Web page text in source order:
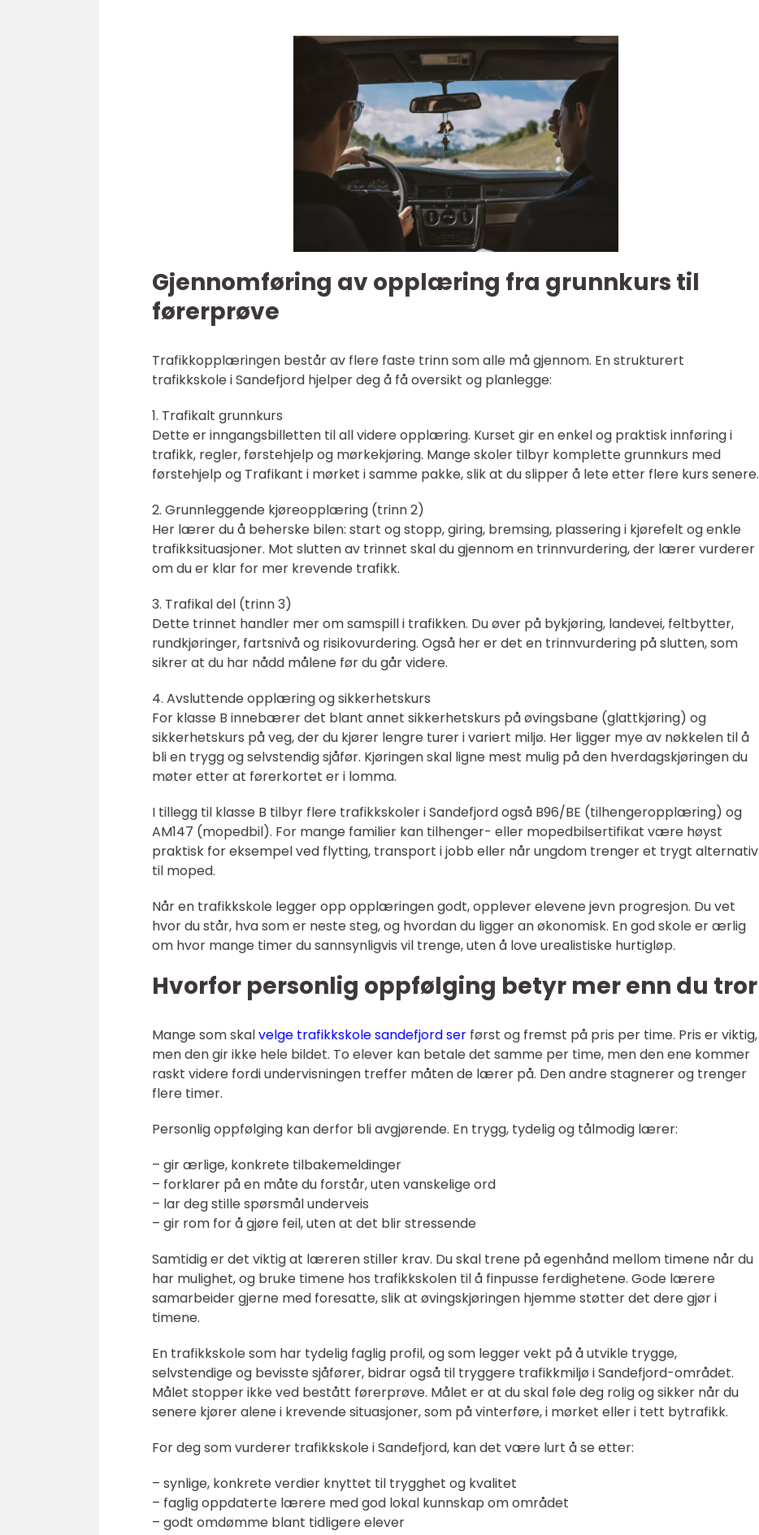
Gjennomføring av opplæring fra grunnkurs til
førerprøve
Trafikkopplæringen består av flere faste trinn som alle må gjennom. En strukturert
trafikkskole i Sandefjord hjelper deg å få oversikt og planlegge:
1. Trafikalt grunnkurs
Dette er inngangsbilletten til all videre opplæring. Kurset gir en enkel og praktisk innføring i
trafikk, regler, førstehjelp og mørkekjøring. Mange skoler tilbyr komplette grunnkurs med
førstehjelp og Trafikant i mørket i samme pakke, slik at du slipper å lete etter flere kurs senere.
2. Grunnleggende kjøreopplæring (trinn 2)
Her lærer du å beherske bilen: start og stopp, giring, bremsing, plassering i kjørefelt og enkle
trafikksituasjoner. Mot slutten av trinnet skal du gjennom en trinnvurdering, der lærer vurderer
om du er klar for mer krevende trafikk.
3. Trafikal del (trinn 3)
Dette trinnet handler mer om samspill i trafikken. Du øver på bykjøring, landevei, feltbytter,
rundkjøringer, fartsnivå og risikovurdering. Også her er det en trinnvurdering på slutten, som
sikrer at du har nådd målene før du går videre.
4. Avsluttende opplæring og sikkerhetskurs
For klasse B innebærer det blant annet sikkerhetskurs på øvingsbane (glattkjøring) og
sikkerhetskurs på veg, der du kjører lengre turer i variert miljø. Her ligger mye av nøkkelen til å
bli en trygg og selvstendig sjåfør. Kjøringen skal ligne mest mulig på den hverdagskjøringen du
møter etter at førerkortet er i lomma.
I tillegg til klasse B tilbyr flere trafikkskoler i Sandefjord også B96/BE (tilhengeropplæring) og
AM147 (mopedbil). For mange familier kan tilhenger- eller mopedbilsertifikat være høyst
praktisk for eksempel ved flytting, transport i jobb eller når ungdom trenger et trygt alternativ
til moped.
Når en trafikkskole legger opp opplæringen godt, opplever elevene jevn progresjon. Du vet
hvor du står, hva som er neste steg, og hvordan du ligger an økonomisk. En god skole er ærlig
om hvor mange timer du sannsynligvis vil trenge, uten å love urealistiske hurtigløp.
Hvorfor personlig oppfølging betyr mer enn du tror
Mange som skalvelge trafikkskole sandefjord ser først og fremst på pris per time. Pris er viktig,
men den gir ikke hele bildet. To elever kan betale det samme per time, men den ene kommer
raskt videre fordi undervisningen treffer måten de lærer på. Den andre stagnerer og trenger
flere timer.
Personlig oppfølging kan derfor bli avgjørende. En trygg, tydelig og tålmodig lærer:
– gir ærlige, konkrete tilbakemeldinger
– forklarer på en måte du forstår, uten vanskelige ord
– lar deg stille spørsmål underveis
– gir rom for å gjøre feil, uten at det blir stressende
Samtidig er det viktig at læreren stiller krav. Du skal trene på egenhånd mellom timene når du
har mulighet, og bruke timene hos trafikkskolen til å finpusse ferdighetene. Gode lærere
samarbeider gjerne med foresatte, slik at øvingskjøringen hjemme støtter det dere gjør i
timene.
En trafikkskole som har tydelig faglig profil, og som legger vekt på å utvikle trygge,
selvstendige og bevisste sjåfører, bidrar også til tryggere trafikkmiljø i Sandefjord-området.
Målet stopper ikke ved bestått førerprøve. Målet er at du skal føle deg rolig og sikker når du
senere kjører alene i krevende situasjoner, som på vinterføre, i mørket eller i tett bytrafikk.
For deg som vurderer trafikkskole i Sandefjord, kan det være lurt å se etter:
– synlige, konkrete verdier knyttet til trygghet og kvalitet
– faglig oppdaterte lærere med god lokal kunnskap om området
– godt omdømme blant tidligere elever